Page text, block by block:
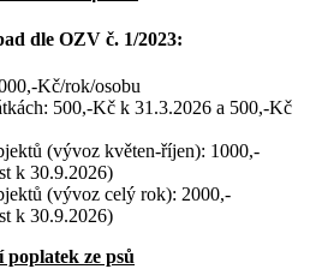
dle OZV č. 1/2023:
Kč/rok/osobu
500,-Kč k 31.3.2026 a 500,-Kč
(vývoz květen-říjen): 1000,-
k 30.9.2026)
(vývoz celý rok): 2000,-
k 30.9.2026)
poplatek ze psů